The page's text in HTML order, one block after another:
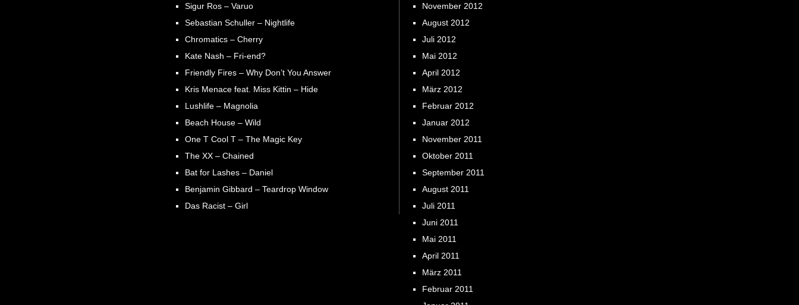
Sigur Ros – Varuo
Sebastian Schuller – Nightlife
Chromatics – Cherry
Kate Nash – Fri-end?
Friendly Fires – Why Don’t You Answer
Kris Menace feat. Miss Kittin – Hide
Lushlife – Magnolia
Beach House – Wild
One T Cool T – The Magic Key
The XX – Chained
Bat for Lashes – Daniel
Benjamin Gibbard – Teardrop Window
Das Racist – Girl
November 2012
August 2012
Juli 2012
Mai 2012
April 2012
März 2012
Februar 2012
Januar 2012
November 2011
Oktober 2011
September 2011
August 2011
Juli 2011
Juni 2011
Mai 2011
April 2011
März 2011
Februar 2011